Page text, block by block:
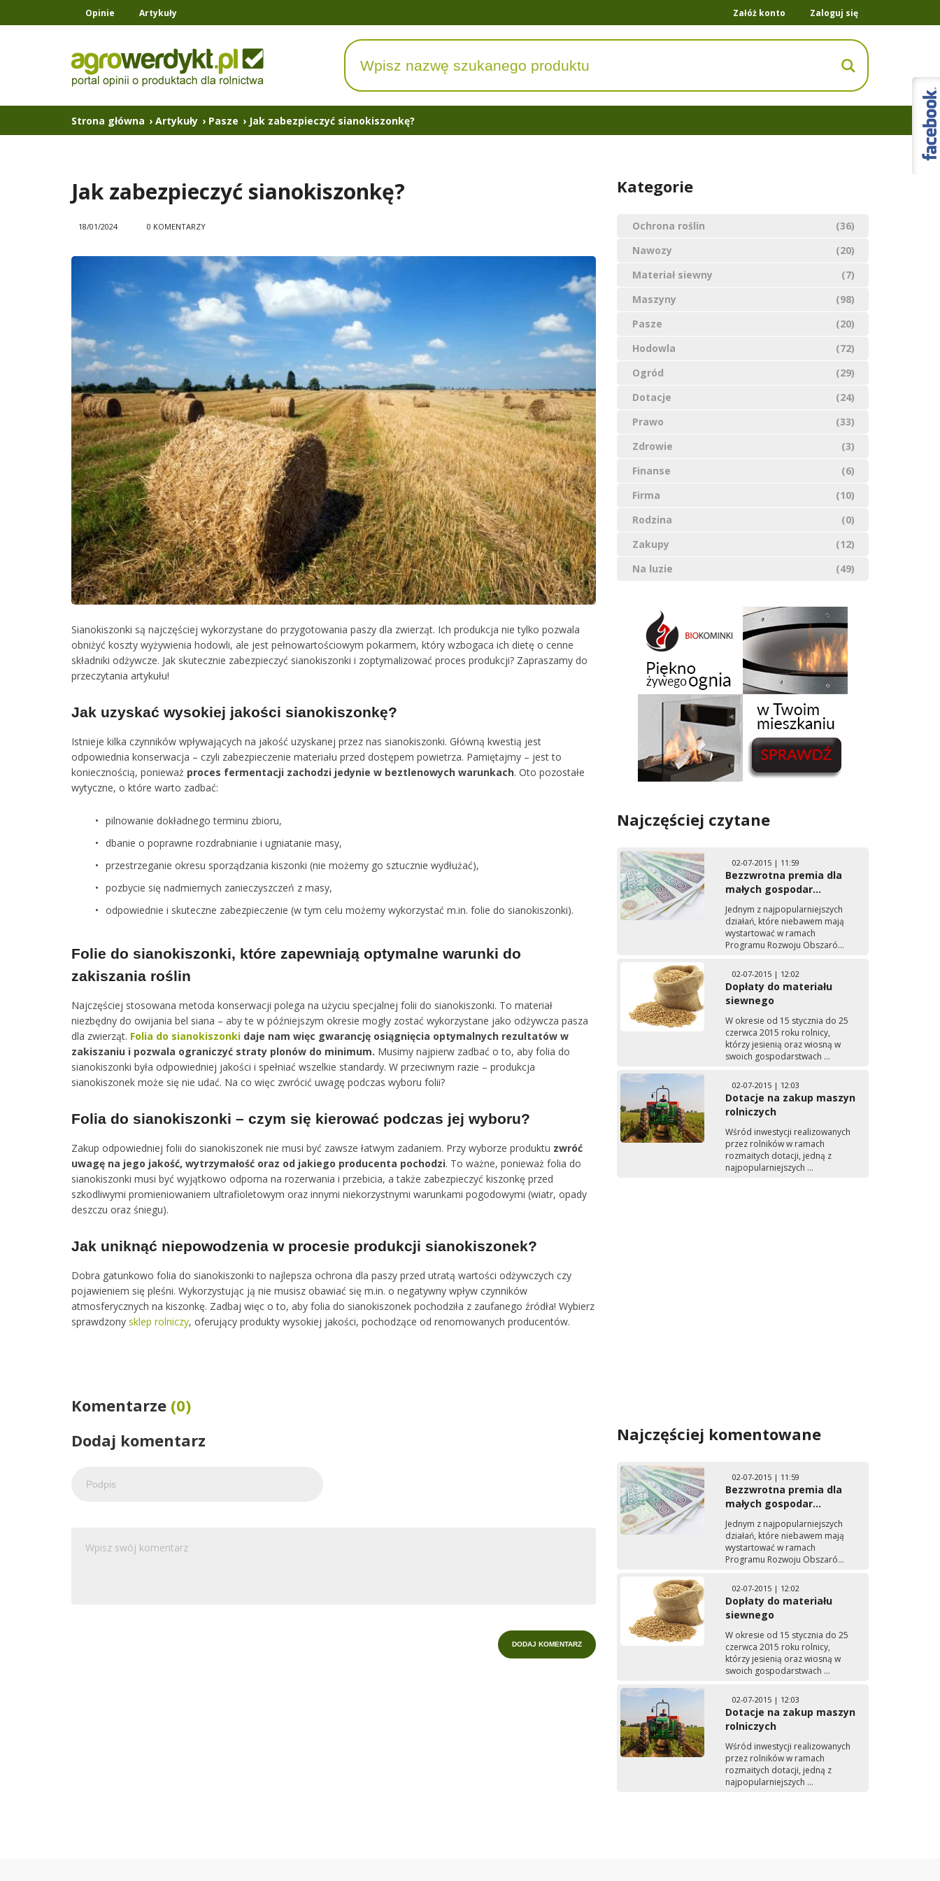
Opinie Artykuły Zaloguj się
Załóż konto
Strona główna › Artykuły › Pasze › Jak zabezpieczyć sianokiszonkę?
Jak zabezpieczyć sianokiszonkę?
18/01/2024 0 KOMENTARZY
Sianokiszonki są najczęściej wykorzystane do przygotowania paszy dla zwierząt. Ich produkcja nie tylko pozwala
obniżyć koszty wyżywienia hodowli, ale jest pełnowartościowym pokarmem, który wzbogaca ich dietę o cenne
składniki odżywcze. Jak skutecznie zabezpieczyć sianokiszonki i zoptymalizować proces produkcji? Zapraszamy do
przeczytania artykułu!
Jak uzyskać wysokiej jakości sianokiszonkę?
Istnieje kilka czynników wpływających na jakość uzyskanej przez nas sianokiszonki. Główną kwestią jest
odpowiednia konserwacja – czyli zabezpieczenie materiału przed dostępem powietrza. Pamiętajmy – jest to
koniecznością, ponieważ proces fermentacji zachodzi jedynie w beztlenowych warunkach. Oto pozostałe
wytyczne, o które warto zadbać:
pilnowanie dokładnego terminu zbioru,
dbanie o poprawne rozdrabnianie i ugniatanie masy,
przestrzeganie okresu sporządzania kiszonki (nie możemy go sztucznie wydłużać),
pozbycie się nadmiernych zanieczyszczeń z masy,
odpowiednie i skuteczne zabezpieczenie (w tym celu możemy wykorzystać m.in. folie do sianokiszonki).
Folie do sianokiszonki, które zapewniają optymalne warunki do
zakiszania roślin
Najczęściej stosowana metoda konserwacji polega na użyciu specjalnej folii do sianokiszonki. To materiał
niezbędny do owijania bel siana – aby te w późniejszym okresie mogły zostać wykorzystane jako odżywcza pasza
dla zwierząt. Folia do sianokiszonki daje nam więc gwarancję osiągnięcia optymalnych rezultatów w
zakiszaniu i pozwala ograniczyć straty plonów do minimum. Musimy najpierw zadbać o to, aby folia do
sianokiszonki była odpowiedniej jakości i spełniać wszelkie standardy. W przeciwnym razie – produkcja
sianokiszonek może się nie udać. Na co więc zwrócić uwagę podczas wyboru folii?
Folia do sianokiszonki – czym się kierować podczas jej wyboru?
Zakup odpowiedniej folii do sianokiszonek nie musi być zawsze łatwym zadaniem. Przy wyborze produktu zwróć
uwagę na jego jakość, wytrzymałość oraz od jakiego producenta pochodzi. To ważne, ponieważ folia do
sianokiszonki musi być wyjątkowo odporna na rozerwania i przebicia, a także zabezpieczyć kiszonkę przed
szkodliwymi promieniowaniem ultrafioletowym oraz innymi niekorzystnymi warunkami pogodowymi (wiatr, opady
deszczu oraz śniegu).
Jak uniknąć niepowodzenia w procesie produkcji sianokiszonek?
Dobra gatunkowo folia do sianokiszonki to najlepsza ochrona dla paszy przed utratą wartości odżywczych czy
pojawieniem się pleśni. Wykorzystując ją nie musisz obawiać się m.in. o negatywny wpływ czynników
atmosferycznych na kiszonkę. Zadbaj więc o to, aby folia do sianokiszonek pochodziła z zaufanego źródła! Wybierz
sprawdzony sklep rolniczy, oferujący produkty wysokiej jakości, pochodzące od renomowanych producentów.
Komentarze (0)
Dodaj komentarz
Kategorie
Ochrona roślin
(36)
Nawozy
(20)
Materiał siewny
(7)
Maszyny
(98)
Pasze
(20)
Hodowla
(72)
Ogród
(29)
Dotacje
(24)
Prawo
(33)
Zdrowie
(3)
Finanse
(6)
Firma
(10)
Rodzina
(0)
Zakupy
(12)
Na luzie
(49)
Najczęściej czytane
02-07-2015 | 11:59
Bezzwrotna premia dla
małych gospodar...
Jednym z najpopularniejszych
działań, które niebawem mają
wystartować w ramach
Programu Rozwoju Obszaró...
02-07-2015 | 12:02
Dopłaty do materiału
siewnego
W okresie od 15 stycznia do 25
czerwca 2015 roku rolnicy,
którzy jesienią oraz wiosną w
swoich gospodarstwach ...
02-07-2015 | 12:03
Dotacje na zakup maszyn
rolniczych
Wśród inwestycji realizowanych
przez rolników w ramach
rozmaitych dotacji, jedną z
najpopularniejszych ...
Najczęściej komentowane
02-07-2015 | 11:59
Bezzwrotna premia dla
małych gospodar...
Jednym z najpopularniejszych
działań, które niebawem mają
wystartować w ramach
Programu Rozwoju Obszaró...
02-07-2015 | 12:02
Dopłaty do materiału
siewnego
W okresie od 15 stycznia do 25
czerwca 2015 roku rolnicy,
którzy jesienią oraz wiosną w
swoich gospodarstwach ...
02-07-2015 | 12:03
Dotacje na zakup maszyn
rolniczych
Wśród inwestycji realizowanych
przez rolników w ramach
rozmaitych dotacji, jedną z
najpopularniejszych ...